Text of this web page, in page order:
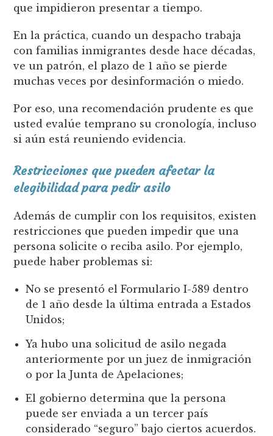
que impidieron presentar a tiempo.
En la práctica, cuando un despacho trabaja
con familias inmigrantes desde hace décadas,
ve un patrón, el plazo de 1 año se pierde
muchas veces por desinformación o miedo.
Por eso, una recomendación prudente es que
usted evalúe temprano su cronología, incluso
si aún está reuniendo evidencia.
Restricciones que pueden afectar la
elegibilidad para pedir asilo
Además de cumplir con los requisitos, existen
restricciones que pueden impedir que una
persona solicite o reciba asilo. Por ejemplo,
puede haber problemas si:
No se presentó el Formulario I-589 dentro
de 1 año desde la última entrada a Estados
Unidos;
Ya hubo una solicitud de asilo negada
anteriormente por un juez de inmigración
o por la Junta de Apelaciones;
El gobierno determina que la persona
puede ser enviada a un tercer país
considerado “seguro” bajo ciertos acuerdos.